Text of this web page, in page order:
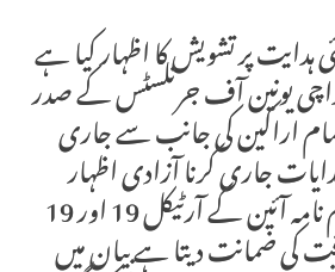
پر تشویش کا اظہار کیا ہے
یونین آف جرنلسٹس کے صدر
اراکین کی جانب سے جاری
جاری کرنا آزادی اظہاررائے اور آزادی صحافت پر قدغن لگانے کے مترادف ہے پیمرا کا نیا حکم نامہ آئین کے آرٹیکل 19 اور 19